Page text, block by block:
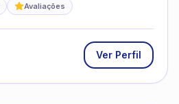
Avaliações
Ver Perfil